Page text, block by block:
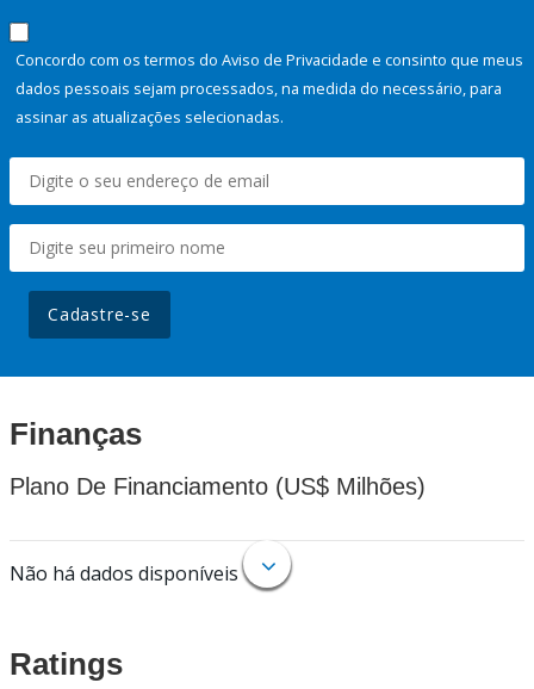
Concordo com os termos do Aviso de Privacidade e consinto que meus
dados pessoais sejam processados, na medida do necessário, para
assinar as atualizações selecionadas.
Cadastre-se
Finanças
Plano De Financiamento (US$ Milhões)
Não há dados disponíveis
Ratings